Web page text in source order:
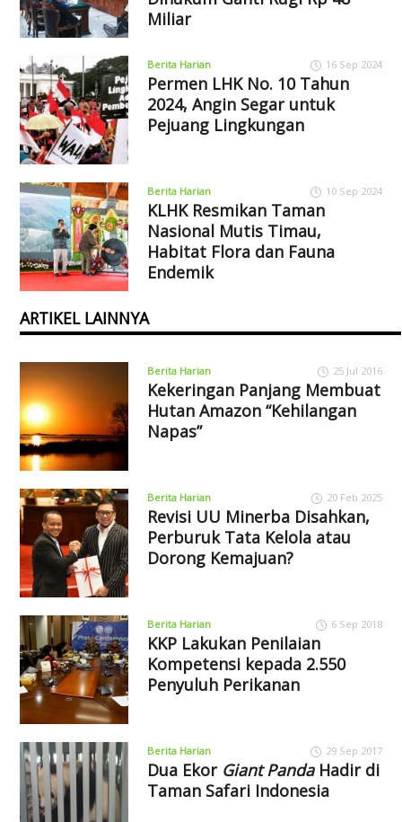
Miliar
Berita Harian 16 Sep 2024
Permen LHK No. 10 Tahun
2024, Angin Segar untuk
Pejuang Lingkungan
Berita Harian 10 Sep 2024
KLHK Resmikan Taman
Nasional Mutis Timau,
Habitat Flora dan Fauna
Endemik
ARTIKEL LAINNYA
Berita Harian 25 Jul 2016
Kekeringan Panjang Membuat
Hutan Amazon “Kehilangan
Napas”
Berita Harian 20 Feb 2025
Revisi UU Minerba Disahkan,
Perburuk Tata Kelola atau
Dorong Kemajuan?
Berita Harian 6 Sep 2018
KKP Lakukan Penilaian
Kompetensi kepada 2.550
Penyuluh Perikanan
Berita Harian 29 Sep 2017
Dua Ekor Giant PandaHadir di
Taman Safari Indonesia